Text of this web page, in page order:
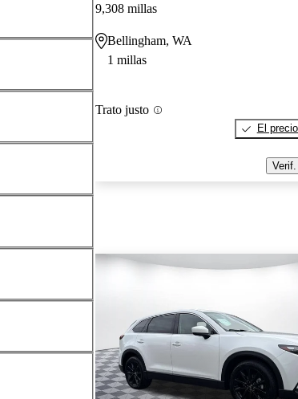
9,308 millas
Bellingham, WA
1 millas
Trato justo
El